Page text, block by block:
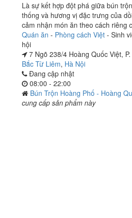
Là sự kết hợp đột phá giữa bún
thống và hương vị đặc trưng của
cảm nhận món ăn theo cách riêng
Quán ăn - Phòng cách Việt - Sinh
hội
7 Ngõ 238/4 Hoàng Quốc Việt,
Bắc Từ Liêm, Hà Nội
Đang cập nhật
08:00 - 22:00
Bún Trộn Hoàng Phố - Hoàng
cung cấp sản phẩm này